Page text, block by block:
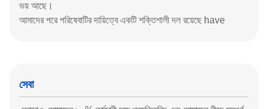
ভয় আছে।
আমাদের পরে পরিষেবাটির দায়িত্বে একটি শক্তিশালী দল রয়েছে have
সেবা